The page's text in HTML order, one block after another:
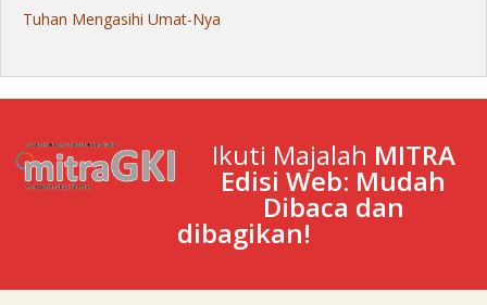
Tuhan Mengasihi Umat-Nya
Ikuti Majalah MITRA
Edisi Web: Mudah
Dibaca dan
dibagikan!